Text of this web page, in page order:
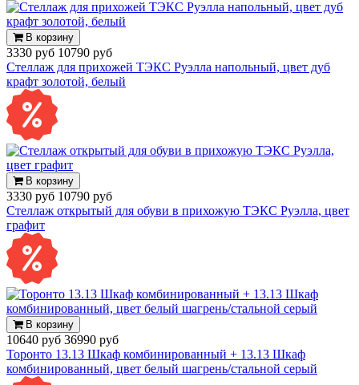
В корзину
3330 руб 10790 руб
Стеллаж для прихожей ТЭКС Руэлла напольный, цвет дуб
крафт золотой, белый
В корзину
3330 руб 10790 руб
Стеллаж открытый для обуви в прихожую ТЭКС Руэлла, цвет
графит
В корзину
10640 руб 36990 руб
Торонто 13.13 Шкаф комбинированный + 13.13 Шкаф
комбинированный, цвет белый шагрень/стальной серый